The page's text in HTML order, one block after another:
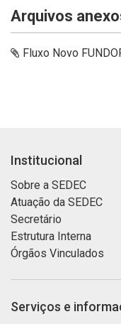
Arquivos
Fluxo Novo
Institucional
Sobre a SEDEC
Atuação da SEDEC
Secretário
Estrutura Interna
Órgãos Vinculados
Serviços e